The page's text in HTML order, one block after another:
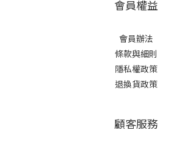
會員權益
會員辦法
條款與細則
隱私權政策
退換貨政策
顧客服務